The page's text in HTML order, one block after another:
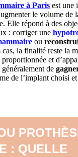
à Paris est une
le volume de
Elle répond à des
: corriger une
ou
cas, la finalité reste la
et
de
de l’implant choisi
: QUELLE